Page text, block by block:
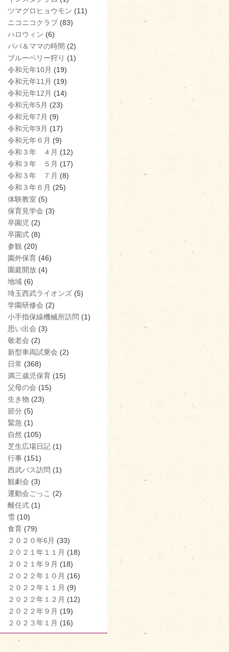
ツマグロヒョウモン (11)
ニコニコクラブ (83)
ハロウィン (6)
パパ＆ママの時間 (2)
ブルーベリー狩り (1)
令和元年10月 (19)
令和元年11月 (19)
令和元年12月 (14)
令和元年5月 (23)
令和元年7月 (9)
令和元年9月 (17)
令和元年６月 (9)
令和３年 ４月 (12)
令和３年 ５月 (17)
令和３年 ７月 (8)
令和３年６月 (25)
体験教室 (5)
保育見学会 (3)
卒園児 (2)
卒園式 (8)
参観 (20)
園外保育 (46)
園庭開放 (4)
地域 (6)
埼玉西武ライオンズ (5)
学園研修会 (2)
小手指保線機械所訪問 (1)
思い出会 (3)
敬老会 (2)
新型車両試乗会 (2)
日常 (368)
満三歳児保育 (15)
父母の会 (15)
生き物 (23)
節分 (5)
緊急 (1)
自然 (105)
芝生広場日記 (1)
行事 (151)
西武バス訪問 (1)
観劇会 (3)
運動会ごっこ (2)
離任式 (1)
雪 (10)
食育 (79)
２０２０年6月 (33)
２０２１年１１月 (18)
２０２１年９月 (18)
２０２２年１０月 (16)
２０２２年１１月 (9)
２０２２年１２月 (12)
２０２２年９月 (19)
２０２３年１月 (16)